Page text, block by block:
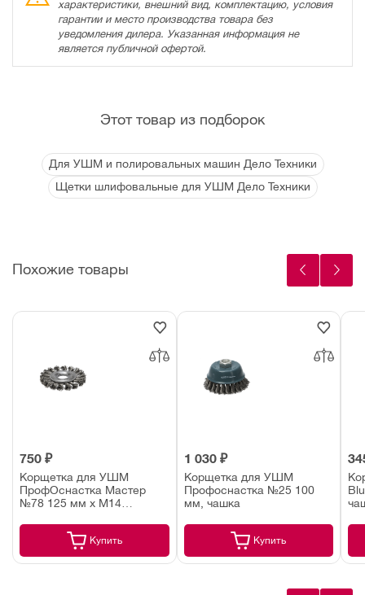
характеристики, внешний вид, комплектацию, условия
гарантии и место производства товара без
уведомления дилера. Указанная информация не
является публичной офертой.
Этот товар из подборок
Для УШМ и полировальных машин Дело Техники
Щетки шлифовальные для УШМ Дело Техники
Похожие товары
750 ₽
Корщетка для УШМ
ПрофОснастка Мастер
№78 125 мм х М14
Купить
1 030 ₽
Корщетка для УШМ
Профоснастка №25 100
мм, чашка
Купить